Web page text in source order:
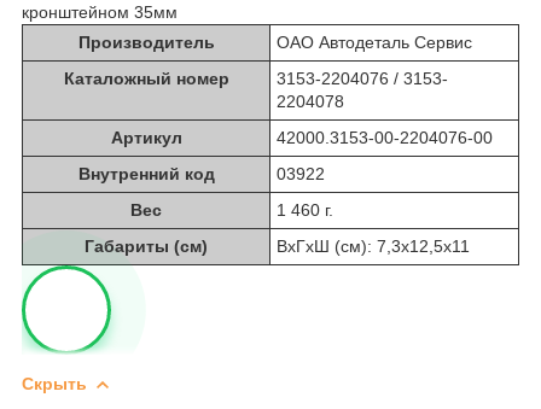
кронштейном 35мм
Производитель
ОАО Автодеталь Сервис
Каталожный номер
3153-2204076 / 3153-
2204078
Артикул
42000.3153-00-2204076-00
Внутренний код
03922
Вес
1 460 г.
Габариты (см)
ВхГхШ (см): 7,3х12,5х11
Скрыть